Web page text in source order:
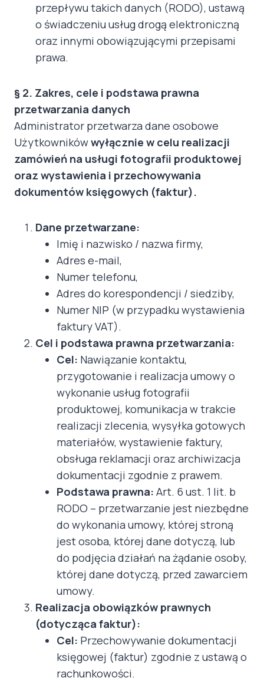
przepływu takich danych (RODO), ustawą
o świadczeniu usług drogą elektroniczną
oraz innymi obowiązującymi przepisami
prawa.
§ 2. Zakres, cele i podstawa prawna
przetwarzania danych
Administrator przetwarza dane osobowe
Użytkownikówwyłącznie w celu realizacji
zamówień na usługi fotografii produktowej
oraz wystawienia i przechowywania
dokumentów księgowych (faktur).
Dane przetwarzane:
Imię i nazwisko / nazwa firmy,
Adres e-mail,
Numer telefonu,
Adres do korespondencji / siedziby,
Numer NIP (w przypadku wystawienia
faktury VAT).
Cel i podstawa prawna przetwarzania:
Cel: Nawiązanie kontaktu,
przygotowanie i realizacja umowy o
wykonanie usług fotografii
produktowej, komunikacja w trakcie
realizacji zlecenia, wysyłka gotowych
materiałów, wystawienie faktury,
obsługa reklamacji oraz archiwizacja
dokumentacji zgodnie z prawem.
Podstawa prawna: Art. 6 ust. 1 lit. b
RODO – przetwarzanie jest niezbędne
do wykonania umowy, której stroną
jest osoba, której dane dotyczą, lub
do podjęcia działań na żądanie osoby,
której dane dotyczą, przed zawarciem
umowy.
Realizacja obowiązków prawnych
(dotycząca faktur):
Cel: Przechowywanie dokumentacji
księgowej (faktur) zgodnie z ustawą o
rachunkowości.